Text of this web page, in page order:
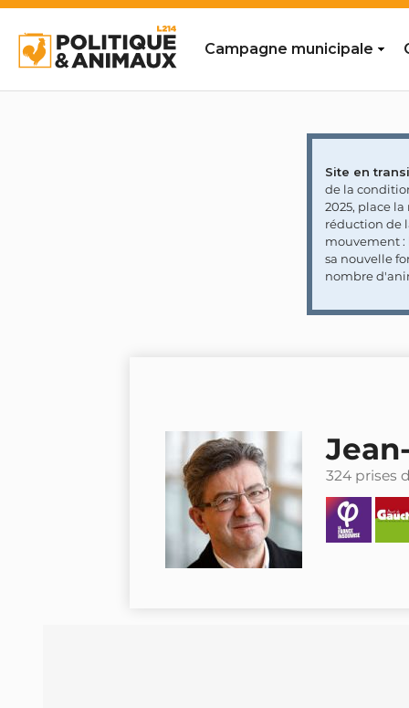
Campagne municipale
Site en
de la
2025, place
réduction de
mouvement :
sa nouvelle
nombre
324 prises